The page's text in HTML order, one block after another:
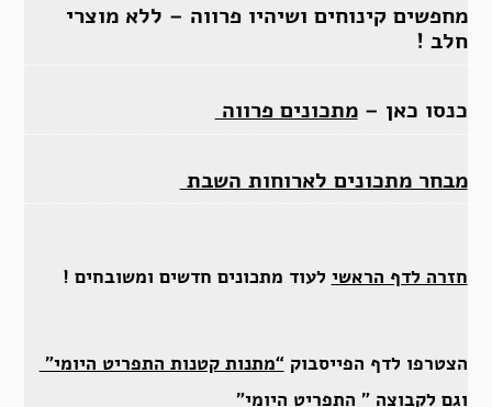
מחפשים קינוחים ושיהיו פרווה – ללא מוצרי
חלב !
כנסו כאן –מתכונים פרווה
מבחר מתכונים לארוחות השבת
חזרה לדף הראשי לעוד מתכונים חדשים ומשובחים !
הצטרפו לדף הפייסבוק “מתנות קטנות התפריט היומי”
וגם לקבוצה” התפריט היומי”